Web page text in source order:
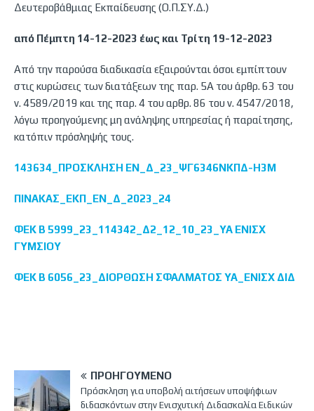
Δευτεροβάθμιας Εκπαίδευσης (Ο.Π.ΣΥ.Δ.)
από Πέμπτη 14-12-2023 έως και Τρίτη 19-12-2023
Από την παρούσα διαδικασία εξαιρούνται όσοι εμπίπτουν
στις κυρώσεις των διατάξεων της παρ. 5Α του άρθρ. 63 του
ν. 4589/2019 και της παρ. 4 του αρθρ. 86 του ν. 4547/2018,
λόγω προηγούμενης μη ανάληψης υπηρεσίας ή παραίτησης,
κατόπιν πρόσληψής τους.
143634_ΠΡΟΣΚΛΗΣΗ ΕΝ_Δ_23_ΨΓ6346ΝΚΠΔ-Η3Μ
ΠΙΝΑΚΑΣ_ΕΚΠ_ΕΝ_Δ_2023_24
ΦΕΚ Β 5999_23_114342_Δ2_12_10_23_ΥΑ ΕΝΙΣΧ
ΓΥΜΣΙΟΥ
ΦΕΚ Β 6056_23_ΔΙΟΡΘΩΣΗ ΣΦΑΛΜΑΤΟΣ ΥΑ_ΕΝΙΣΧ ΔΙΔ
ΠΡΟΗΓΟΎΜΕΝΟ
Πρόσκληση για υποβολή αιτήσεων υποψήφιων
διδασκόντων στην Ενισχυτική Διδασκαλία Ειδικών